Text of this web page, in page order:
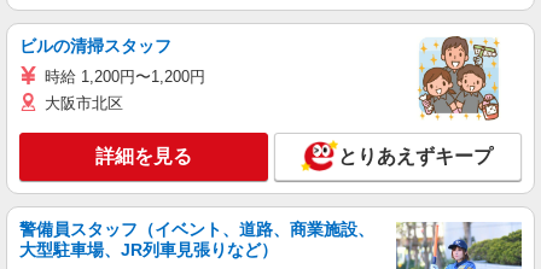
ビルの清掃スタッフ
時給 1,200円〜1,200円
大阪市北区
詳細を見る とりあえずキープ
警備員スタッフ（イベント、道路、商業施設、
大型駐車場、JR列車見張りなど）